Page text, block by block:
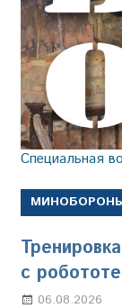
Специальная
с
06.08.2026